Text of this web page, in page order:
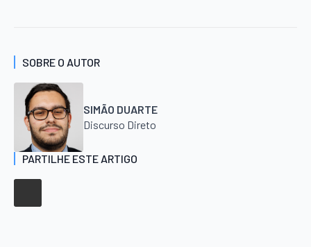
SOBRE O AUTOR
SIMÃO DUARTE
Discurso Direto
PARTILHE ESTE ARTIGO